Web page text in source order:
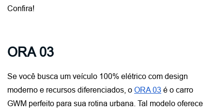
Confira!
ORA 03
Se você busca um veículo 100% elétrico com design
moderno e recursos diferenciados, o ORA 03 é o carro